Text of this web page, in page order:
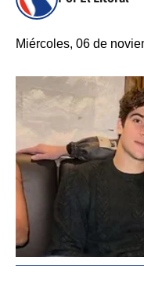
Miércoles, 06 de